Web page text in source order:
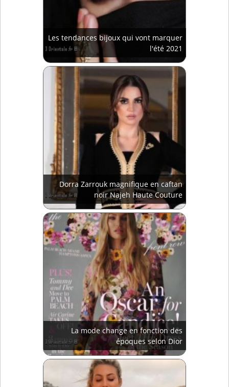
Les tendances bijoux qui vont marquer
l'été 2021
Dorra Zarrouk magnifique en caftan
noir Najeh Haute Couture
La mode change en fonction des
époques selon Dior